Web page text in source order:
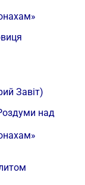
Завіт)
над